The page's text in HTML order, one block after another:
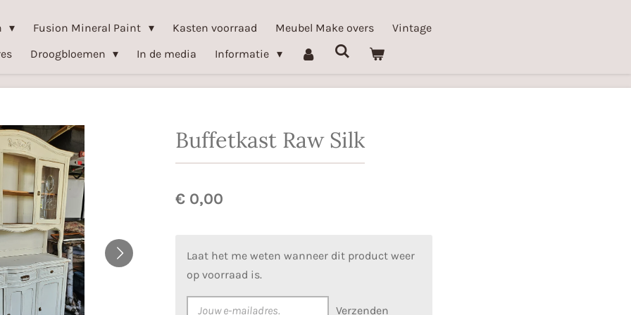
Fusion Mineral Paint Kasten voorraad Meubel Make overs
Vintage
Droogbloemen In de media Informatie
Buffetkast Raw Silk
€ 0,00
Laat het me weten wanneer dit product weer
op voorraad is.
Verzenden